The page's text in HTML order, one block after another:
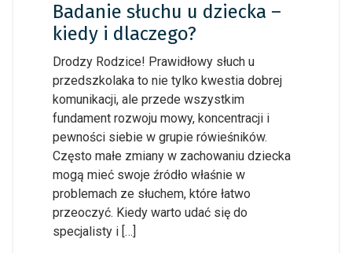
Badanie słuchu u dziecka –
kiedy i dlaczego?
Drodzy Rodzice! Prawidłowy słuch u
przedszkolaka to nie tylko kwestia dobrej
komunikacji, ale przede wszystkim
fundament rozwoju mowy, koncentracji i
pewności siebie w grupie rówieśników.
Często małe zmiany w zachowaniu dziecka
mogą mieć swoje źródło właśnie w
problemach ze słuchem, które łatwo
przeoczyć. Kiedy warto udać się do
specjalisty i […]